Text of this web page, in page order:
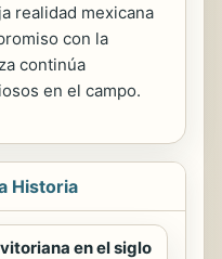
realidad mexicana
con la
continúa
en el campo.
Historia
en el siglo